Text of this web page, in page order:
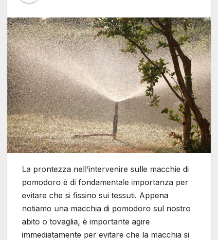
La prontezza nell’intervenire sulle macchie di
pomodoro è di fondamentale importanza per
evitare che si fissino sui tessuti. Appena
notiamo una macchia di pomodoro sul nostro
abito o tovaglia, è importante agire
immediatamente per evitare che la macchia si